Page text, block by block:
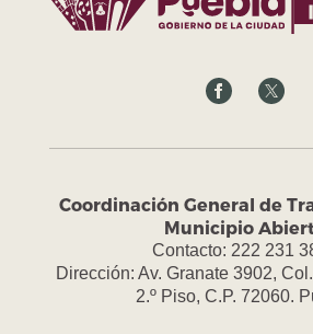
Coordinación General de
Municipio
Contacto: 222 231
Dirección: Av. Granate 3902,
2.º Piso, C.P. 72060.